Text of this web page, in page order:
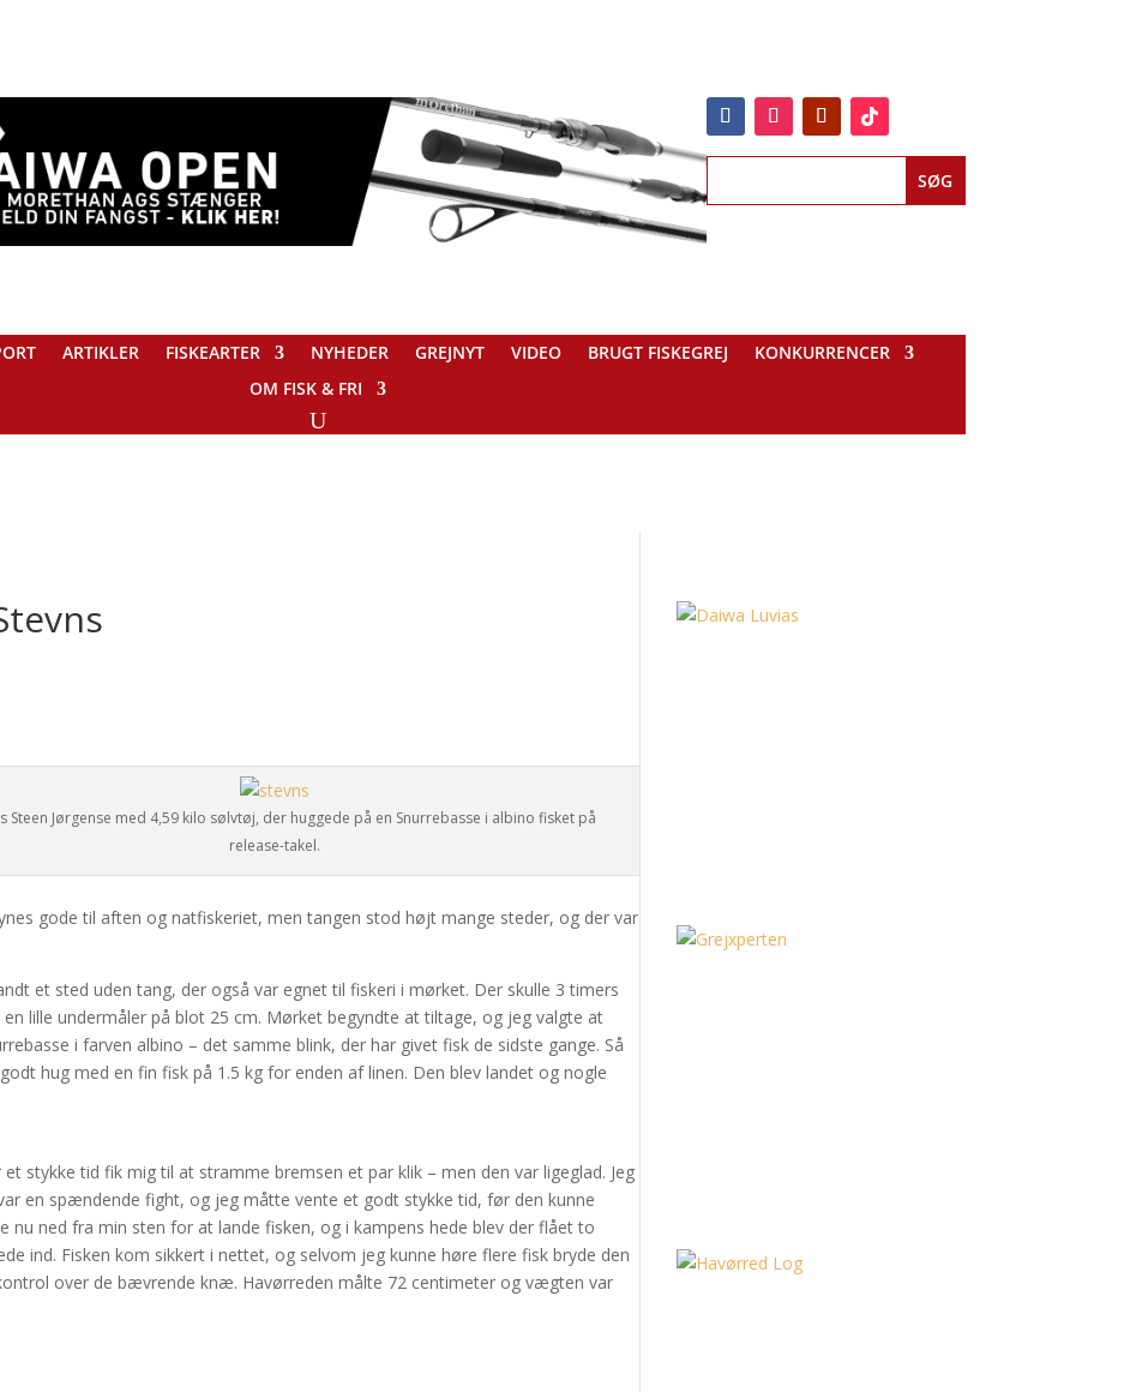
ARTIKLER FISKEARTER NYHEDER GREJNYT VIDEO BRUGT FISKEGREJ
KONKURRENCER
OM FISK & FRI
Steen Jørgense med 4,59 kilo sølvtøj, der huggede på en Snurrebasse i albino fisket på
release-takel.
gode til aften og natfiskeriet, men tangen stod højt mange steder, og der var
et sted uden tang, der også var egnet til fiskeri i mørket. Der skulle 3 timers
lille undermåler på blot 25 cm. Mørket begyndte at tiltage, og jeg valgte at
i farven albino – det samme blink, der har givet fisk de sidste gange. Så
hug med en fin fisk på 1.5 kg for enden af linen. Den blev landet og nogle
stykke tid fik mig til at stramme bremsen et par klik – men den var ligeglad. Jeg
en spændende fight, og jeg måtte vente et godt stykke tid, før den kunne
nu ned fra min sten for at lande fisken, og i kampens hede blev der flået to
ind. Fisken kom sikkert i nettet, og selvom jeg kunne høre flere fisk bryde den
over de bævrende knæ. Havørreden målte 72 centimeter og vægten var